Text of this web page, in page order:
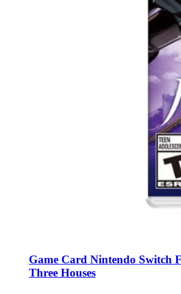
Game Card Nintendo Switch
Three Houses